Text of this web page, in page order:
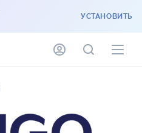
УСТАНОВИТЬ